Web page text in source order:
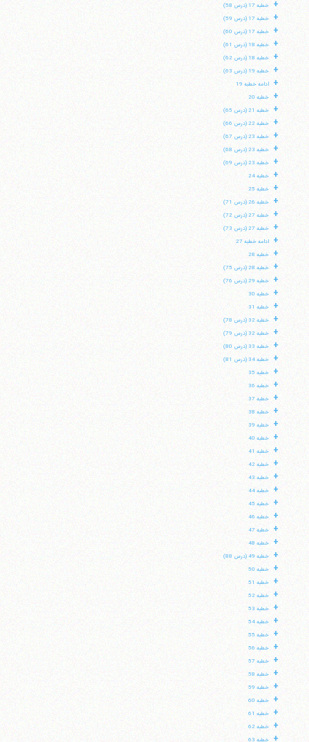
+ خطبه 17 (درس 58)
+ خطبه 17 (درس 59)
+ خطبه 17 (درس 60)
+ خطبه 18 (درس 61)
+ خطبه 18 (درس 62)
+ خطبه 19 (درس 63)
+ ادامه خطبه 19
+ خطبه 20
+ خطبه 21 (درس 65)
+ خطبه 22 (درس 66)
+ خطبه 23 (درس 67)
+ خطبه 23 (درس 68)
+ خطبه 23 (درس 69)
+ خطبه 24
+ خطبه 25
+ خطبه 26 (درس 71)
+ خطبه 27 (درس 72)
+ خطبه 27 (درس 73)
+ ادامه خطبه 27
+ خطبه 28
+ خطبه 28 (درس 75)
+ خطبه 29 (درس 76)
+ خطبه 30
+ خطبه 31
+ خطبه 32 (درس 78)
+ خطبه 32 (درس 79)
+ خطبه 33 (درس 80)
+ خطبه 34 (درس 81)
+ خطبه 35
+ خطبه 36
+ خطبه 37
+ خطبه 38
+ خطبه 39
+ خطبه 40
+ خطبه 41
+ خطبه 42
+ خطبه 43
+ خطبه 44
+ خطبه 45
+ خطبه 46
+ خطبه 47
+ خطبه 48
+ خطبه 49 (درس 88)
+ خطبه 50
+ خطبه 51
+ خطبه 52
+ خطبه 53
+ خطبه 54
+ خطبه 55
+ خطبه 56
+ خطبه 57
+ خطبه 58
+ خطبه 59
+ خطبه 60
+ خطبه 61
+ خطبه 62
+ خطبه 63